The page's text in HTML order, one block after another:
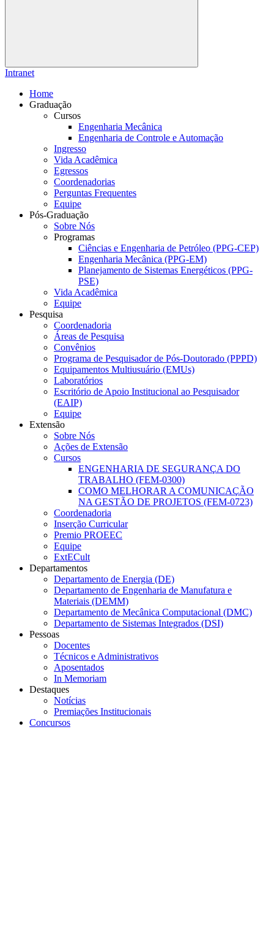
Buscar
Intranet
Home
Graduação
Cursos
Engenharia Mecânica
Engenharia de Controle e Automação
Ingresso
Vida Acadêmica
Egressos
Coordenadorias
Perguntas Frequentes
Equipe
Pós-Graduação
Sobre Nós
Programas
Ciências e Engenharia de Petróleo (PPG-CEP)
Engenharia Mecânica (PPG-EM)
Planejamento de Sistemas Energéticos (PPG-
PSE)
Vida Acadêmica
Equipe
Pesquisa
Coordenadoria
Áreas de Pesquisa
Convênios
Programa de Pesquisador de Pós-Doutorado (PPPD)
Equipamentos Multiusuário (EMUs)
Laboratórios
Escritório de Apoio Institucional ao Pesquisador
(EAIP)
Equipe
Extensão
Sobre Nós
Ações de Extensão
Cursos
ENGENHARIA DE SEGURANÇA DO
TRABALHO (FEM-0300)
COMO MELHORAR A COMUNICAÇÃO
NA GESTÃO DE PROJETOS (FEM-0723)
Coordenadoria
Inserção Curricular
Premio PROEEC
Equipe
ExtECult
Departamentos
Departamento de Energia (DE)
Departamento de Engenharia de Manufatura e
Materiais (DEMM)
Departamento de Mecânica Computacional (DMC)
Departamento de Sistemas Integrados (DSI)
Pessoas
Docentes
Técnicos e Administrativos
Aposentados
In Memoriam
Destaques
Notícias
Premiações Institucionais
Concursos